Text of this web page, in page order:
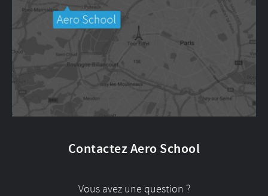
Contactez Aero School
Vous avez une question ?